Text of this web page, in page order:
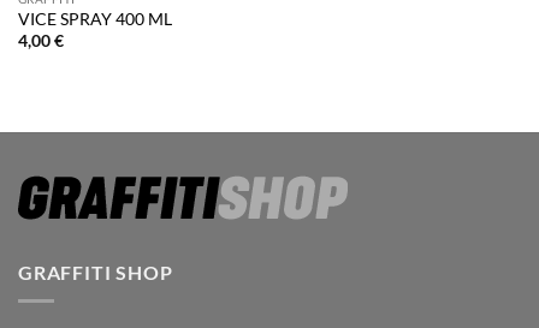
VICE SPRAY 400 ML
4,00€
GRAFFITI SHOP